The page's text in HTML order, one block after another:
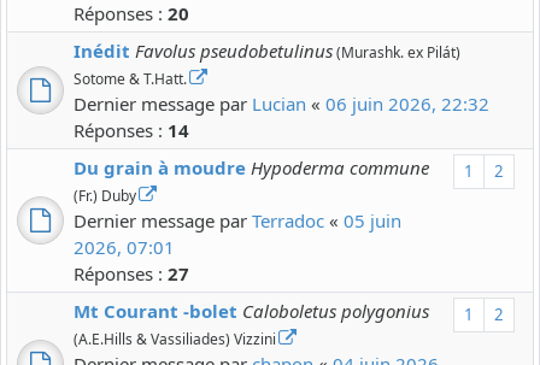
Réponses : 20
Inédit Favolus pseudobetulinus(Murashk. ex Pilát)
Sotome & T.Hatt.
Dernier message par Lucian « 06 juin 2026, 22:32
Réponses : 14
1 2
Du grain à moudre Hypoderma commune
(Fr.) Duby
Dernier message par Terradoc « 05 juin
2026, 07:01
Réponses : 27
1 2
Mt Courant -bolet Caloboletus polygonius
(A.E.Hills & Vassiliades) Vizzini